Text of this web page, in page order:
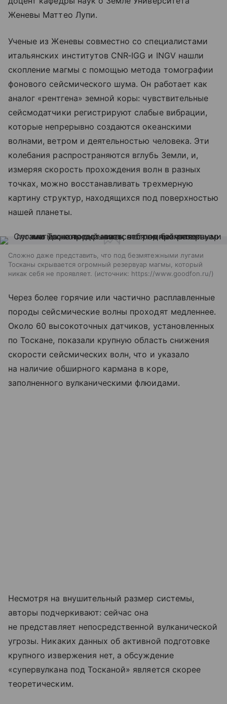
Женевы Маттео Лупи.
Ученые из Женевы совместно со специалистами
итальянских институтов CNR‑IGG и INGV нашли
скопление магмы с помощью метода томографии
фонового сейсмического шума. Он работает как
аналог «рентгена» земной коры: чувствительные
сейсмодатчики регистрируют слабые вибрации,
которые непрерывно создаются океанскими
волнами, ветром и деятельностью человека. Эти
колебания распространяются вглубь Земли, и,
измеряя скорость прохождения волн в разных
точках, можно восстанавливать трехмерную
картину структур, находящихся под поверхностью
нашей планеты.
Сложно даже представить, что под безмятежными лугами
Тосканы скрывается огромный резервуар магмы, который
никак себя не проявляет.
источник: https://www.goodfon.ru/
Через более горячие или частично расплавленные
породы сейсмические волны проходят медленнее.
Около 60 высокоточных датчиков, установленных
по Тоскане, показали крупную область снижения
скорости сейсмических волн, что и указало
на наличие обширного кармана в коре,
заполненного вулканическими флюидами.
Несмотря на внушительный размер системы,
авторы подчеркивают: сейчас она
не представляет непосредственной вулканической
угрозы. Никаких данных об активной подготовке
крупного извержения нет, а обсуждение
«супервулкана под Тосканой» является скорее
теоретическим.